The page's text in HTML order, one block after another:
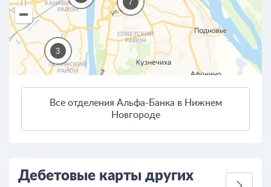
3
7
Все отделения Альфа-Банка в Нижнем
Новгороде
Дебетовые карты других